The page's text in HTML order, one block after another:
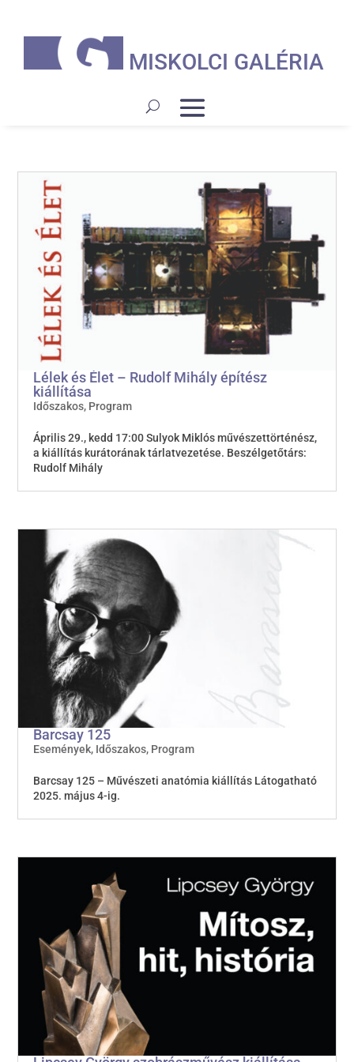
MISKOLCI GALÉRIA
Lélek és Élet – Rudolf Mihály építész
kiállítása
Időszakos, Program
Április 29., kedd 17:00 Sulyok Miklós művészettörténész,
a kiállítás kurátorának tárlatvezetése. Beszélgetőtárs:
Rudolf Mihály
Barcsay 125
Események, Időszakos, Program
Barcsay 125 – Művészeti anatómia kiállítás Látogatható
2025. május 4-ig.